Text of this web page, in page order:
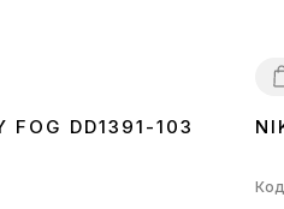
FOG DD1391-103